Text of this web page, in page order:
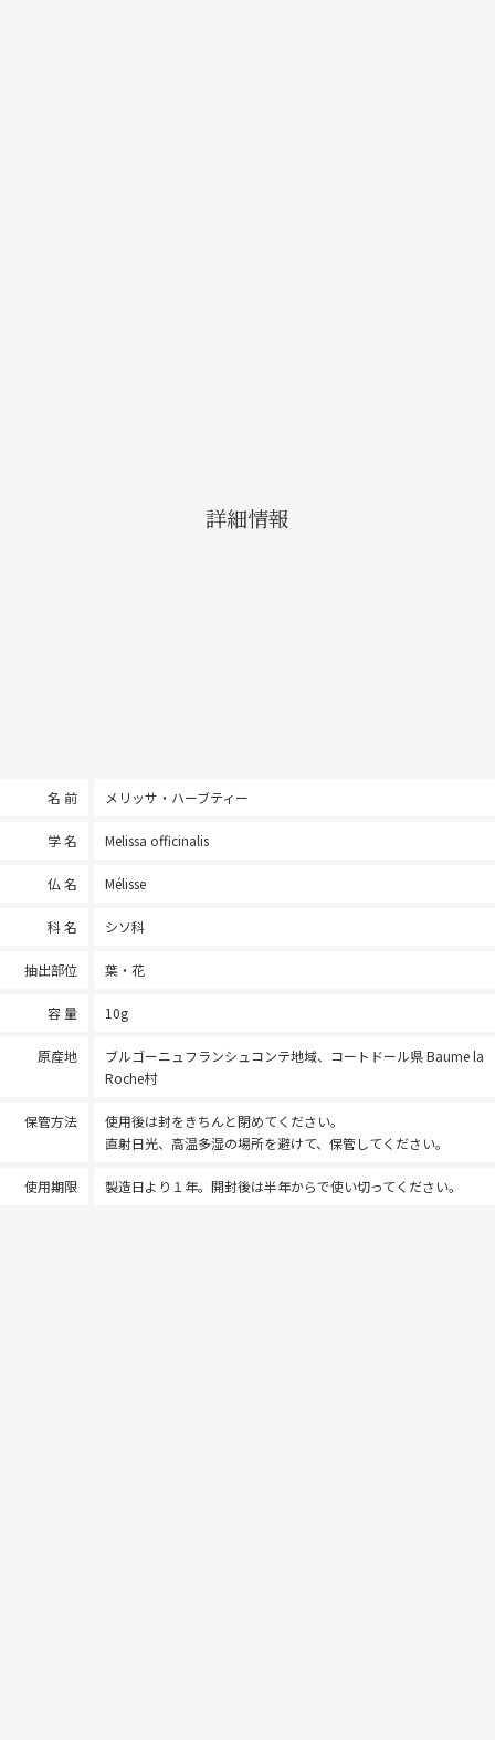
詳細情報
名 前 メリッサ・ハーブティー
学 名 Melissa officinalis
仏 名 Mélisse
科 名 シソ科
抽出部位 葉・花
容 量 10g
原産地
ブルゴーニュフランシュコンテ地域、コートドール県 Baume la
Roche村
保管方法
使用後は封をきちんと閉めてください。
直射日光、高温多湿の場所を避けて、保管してください。
使用期限 製造日より１年。開封後は半年からで使い切ってください。